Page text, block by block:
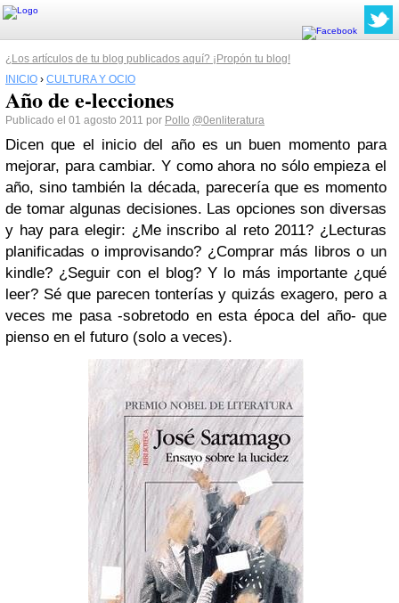
¿Los artículos de tu blog publicados aquí? ¡Propón tu blog!
INICIO › CULTURA Y OCIO
Año de e-lecciones
Publicado el 01 agosto 2011 por Pollo @0enliteratura
Dicen que el inicio del año es un buen momento para
mejorar, para cambiar. Y como ahora no sólo empieza el
año, sino también la década, parecería que es momento
de tomar algunas decisiones. Las opciones son diversas
y hay para elegir: ¿Me inscribo al reto 2011? ¿Lecturas
planificadas o improvisando? ¿Comprar más libros o un
kindle? ¿Seguir con el blog? Y lo más importante ¿qué
leer? Sé que parecen tonterías y quizás exagero, pero a
veces me pasa -sobretodo en esta época del año- que
pienso en el futuro (solo a veces).